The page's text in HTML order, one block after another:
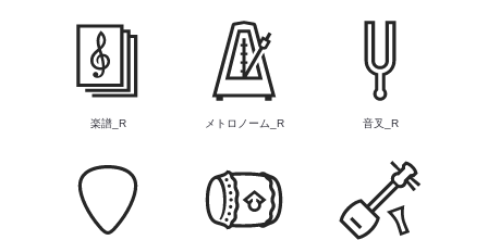
楽譜_R メトロノーム_R 音叉_R